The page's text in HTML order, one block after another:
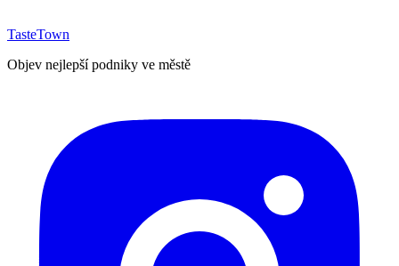
TasteTown
Objev nejlepší podniky ve městě